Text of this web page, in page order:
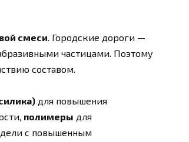
смеси. Городские дороги —
частицами. Поэтому
составом.
для повышения
полимеры для
с повышенным